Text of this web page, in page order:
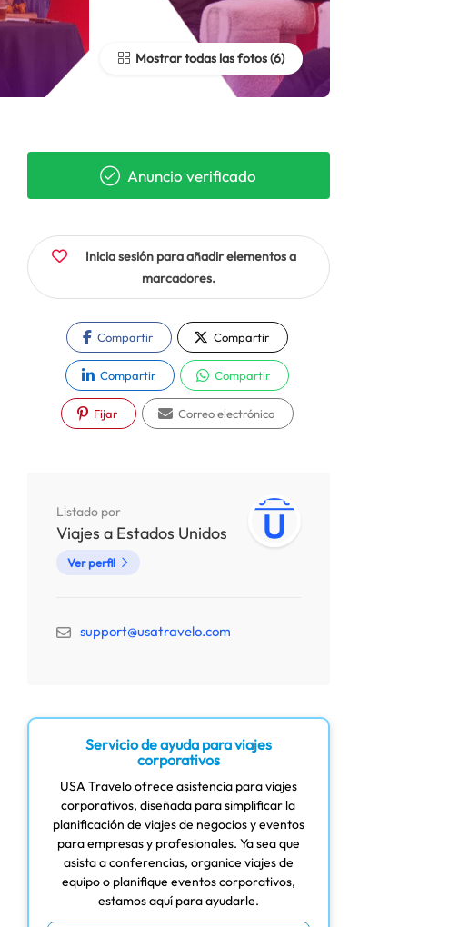
Mostrar todas las fotos
Anuncio verificado
Inicia sesión para añadir elementos a
marcadores.
Compartir Compartir
Compartir Compartir
Fijar Correo electrónico
Listado por
Viajes a Estados Unidos
Ver perfil
support@usatravelo.com
Servicio de ayuda para viajes
corporativos
USA Travelo ofrece asistencia para viajes
corporativos, diseñada para simplificar la
planificación de viajes de negocios y eventos
para empresas y profesionales. Ya sea que
asista a conferencias, organice viajes de
equipo o planifique eventos corporativos,
estamos aquí para ayudarle.